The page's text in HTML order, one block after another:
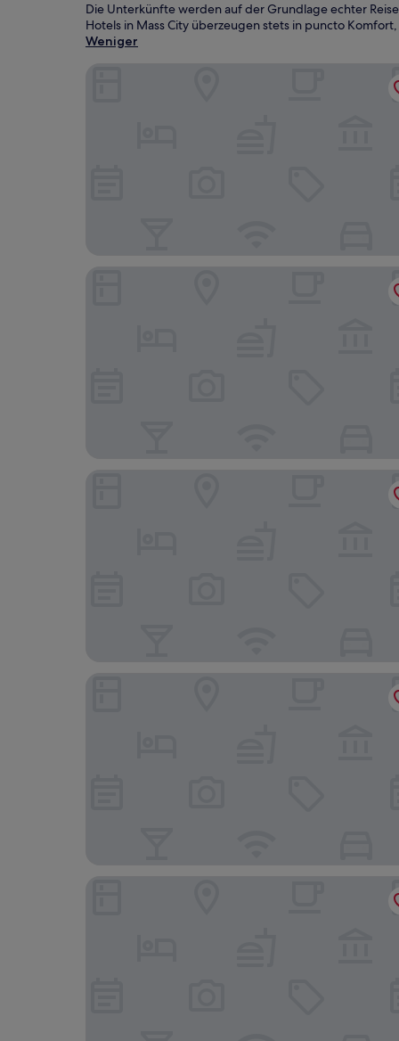
Die Unterkünfte werden auf der Grundlage echter
Hotels in Mass City überzeugen stets in puncto
Weniger
17 Mi to Porkies: Getaway Steps to Beach & Main